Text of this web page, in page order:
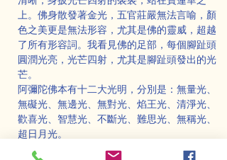
上。佛身散發著金光，五官莊嚴無法言喻，顏
色之美更是無法形容，尤其是佛的靈威，超越
了所有形容詞。我看見佛的足部，每個腳趾頭
圓潤光亮，光芒四射，尤其是腳趾頭發出的光
芒。
阿彌陀佛本有十二大光明，分別是：無量光、
無礙光、無邊光、無對光、焰王光、清淨光、
歡喜光、智慧光、不斷光、難思光、無稱光、
超日月光。
我想，阿彌陀佛足部所發出的光芒，應該是